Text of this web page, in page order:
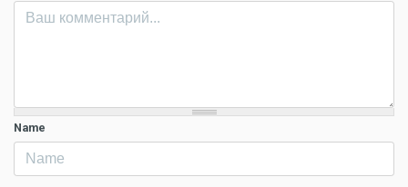
Name